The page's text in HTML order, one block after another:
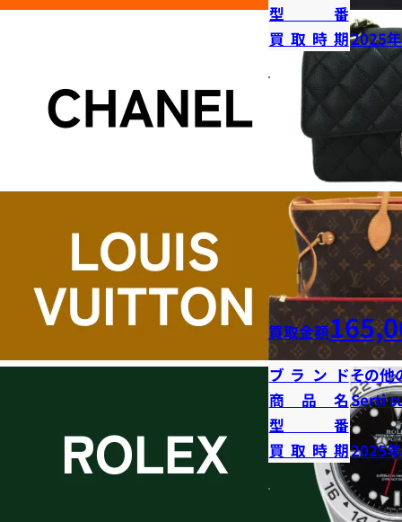
型番
買取時期2025
買取金額
ブランドその他
商品名Serti
型番
買取時期2025